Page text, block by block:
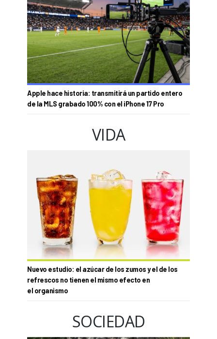
Apple hace historia: transmitirá un partido entero
de la MLS grabado 100% con el iPhone 17 Pro
VIDA
Nuevo estudio: el azúcar de los zumos y el de los
refrescos no tienen el mismo efecto en
el organismo
SOCIEDAD